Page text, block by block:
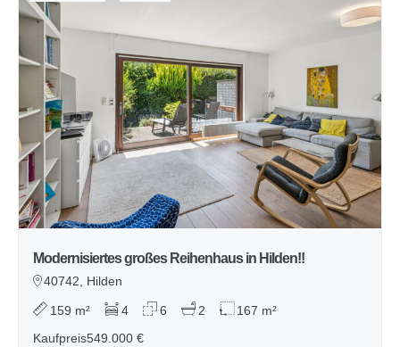
Modernisiertes großes Reihenhaus in Hilden!!
40742, Hilden
159 m² 4 6 2
167 m²
Kaufpreis549.000 €